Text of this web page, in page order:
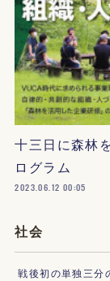
十三日に森林
ログラム
2023.06.12 00:05
社会
戦後初の単独三分